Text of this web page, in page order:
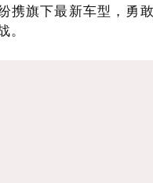
携旗下最新车型，勇
。